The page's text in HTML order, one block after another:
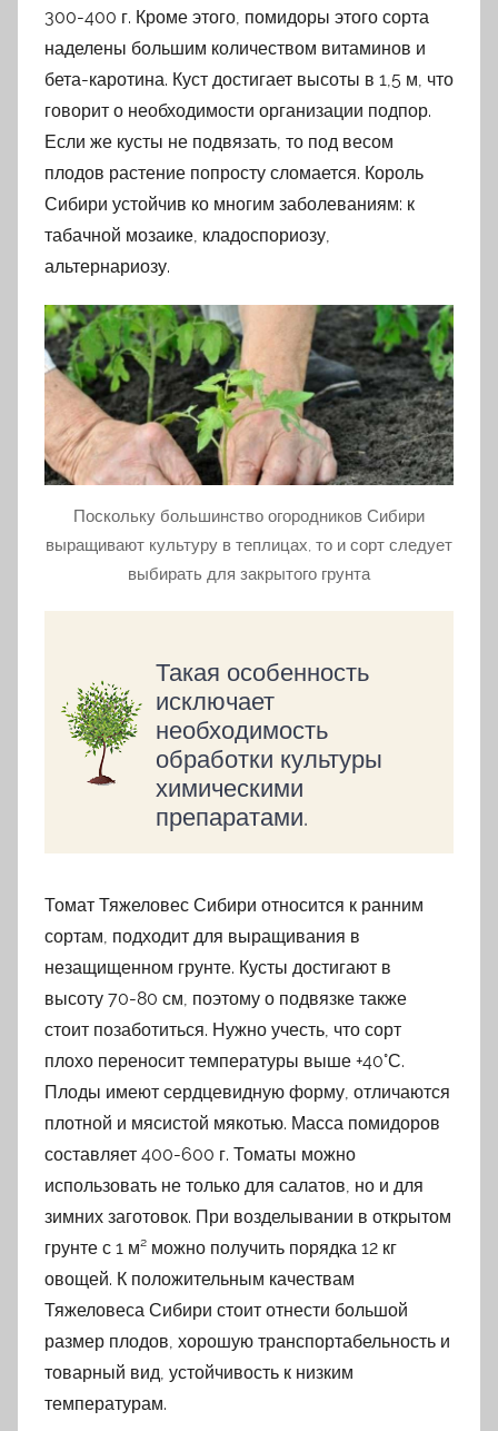
300-400 г. Кроме этого, помидоры этого сорта
наделены большим количеством витаминов и
бета-каротина. Куст достигает высоты в 1,5 м, что
говорит о необходимости организации подпор.
Если же кусты не подвязать, то под весом
плодов растение попросту сломается. Король
Сибири устойчив ко многим заболеваниям: к
табачной мозаике, кладоспориозу,
альтернариозу.
Поскольку большинство огородников Сибири
выращивают культуру в теплицах, то и сорт следует
выбирать для закрытого грунта
Такая особенность
исключает
необходимость
обработки культуры
химическими
препаратами.
Томат Тяжеловес Сибири относится к ранним
сортам, подходит для выращивания в
незащищенном грунте. Кусты достигают в
высоту 70-80 см, поэтому о подвязке также
стоит позаботиться. Нужно учесть, что сорт
плохо переносит температуры выше +40°С.
Плоды имеют сердцевидную форму, отличаются
плотной и мясистой мякотью. Масса помидоров
составляет 400-600 г. Томаты можно
использовать не только для салатов, но и для
зимних заготовок. При возделывании в открытом
грунте с 1 м² можно получить порядка 12 кг
овощей. К положительным качествам
Тяжеловеса Сибири стоит отнести большой
размер плодов, хорошую транспортабельность и
товарный вид, устойчивость к низким
температурам.